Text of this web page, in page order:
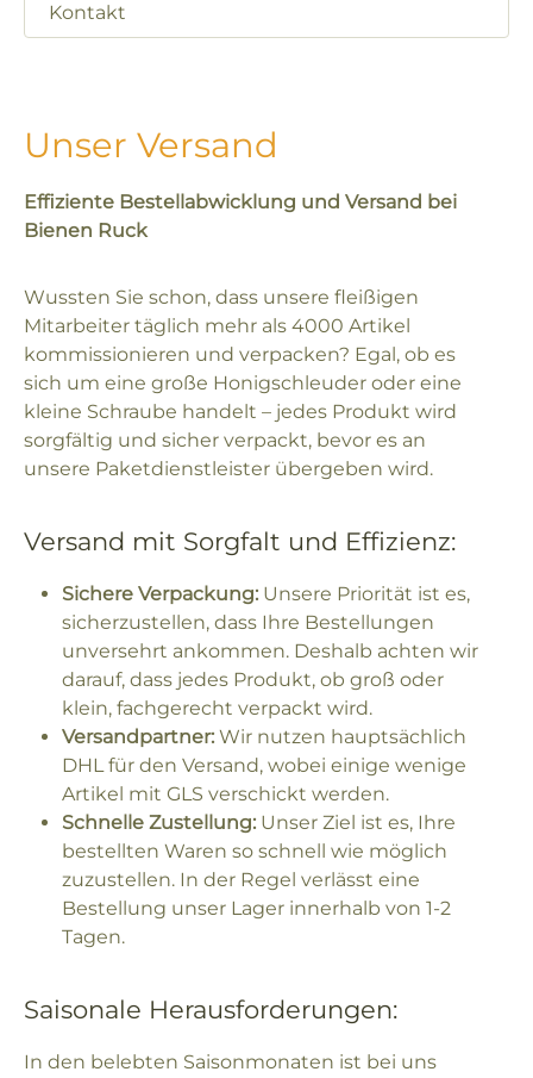
Kontakt
Unser Versand
Effiziente Bestellabwicklung und Versand bei
Bienen Ruck
Wussten Sie schon, dass unsere fleißigen
Mitarbeiter täglich mehr als 4000 Artikel
kommissionieren und verpacken? Egal, ob es
sich um eine große Honigschleuder oder eine
kleine Schraube handelt – jedes Produkt wird
sorgfältig und sicher verpackt, bevor es an
unsere Paketdienstleister übergeben wird.
Versand mit Sorgfalt und Effizienz:
Sichere Verpackung: Unsere Priorität ist es,
sicherzustellen, dass Ihre Bestellungen
unversehrt ankommen. Deshalb achten wir
darauf, dass jedes Produkt, ob groß oder
klein, fachgerecht verpackt wird.
Versandpartner: Wir nutzen hauptsächlich
DHL für den Versand, wobei einige wenige
Artikel mit GLS verschickt werden.
Schnelle Zustellung: Unser Ziel ist es, Ihre
bestellten Waren so schnell wie möglich
zuzustellen. In der Regel verlässt eine
Bestellung unser Lager innerhalb von 1-2
Tagen.
Saisonale Herausforderungen:
In den belebten Saisonmonaten ist bei uns